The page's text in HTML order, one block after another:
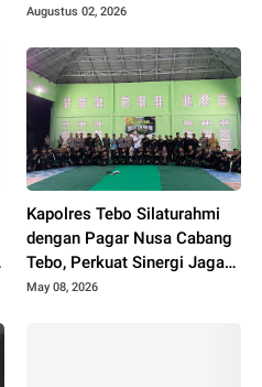
Desa Tanjung Agung
Augustus 02, 2026
Kapolres Tebo Silaturahmi
dengan Pagar Nusa Cabang
Tebo, Perkuat Sinergi Jaga
Kamtibmas
May 08, 2026